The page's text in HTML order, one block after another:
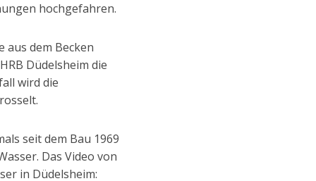
hochgefahren.
aus dem Becken
Düdelsheim die
wird die
seit dem Bau 1969
Das Video von
in Düdelsheim: